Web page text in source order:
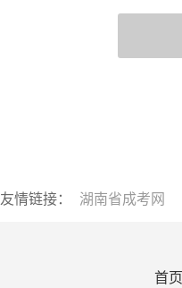
友情链接： 湖南省成考网
首页